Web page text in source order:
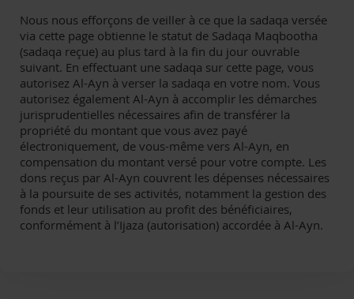
Nous nous efforçons de veiller à ce que la sadaqa versée
via cette page obtienne le statut de Sadaqa Maqbootha
(sadaqa reçue) au plus tard à la fin du jour ouvrable
suivant. En effectuant une sadaqa sur cette page, vous
autorisez Al-Ayn à verser la sadaqa en votre nom. Vous
autorisez également Al-Ayn à accomplir les démarches
jurisprudentielles nécessaires afin de transférer la
propriété du montant que vous avez payé
électroniquement, de vous-même vers Al-Ayn, en
compensation du montant versé pour votre compte. Les
dons reçus par Al-Ayn couvrent les dépenses nécessaires
à la poursuite de ses activités, notamment la gestion des
fonds et leur utilisation au profit des bénéficiaires,
conformément à l’Ijaza (autorisation) accordée à Al-Ayn.